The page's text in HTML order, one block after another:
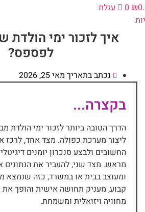
₪
0
עגלת
איך לזכור ימי הולדת
לפספס?
נכתב בתאריך מאי 25, 2026
בקצרה...
הדרך הטובה ביותר לזכור ימי הולדת
ליצור מערכת כפולה. מצד אחד, לרכז
החשובים ולבצע סנכרון יומנים
מראש. מצד שני, להעביר את הנתונים
ומעוצב בבית או במשרד, כזה שנמצא
קבוע, מעניק תחושה אישית והופך את
מחוויה ויזואלית ומשמחת.